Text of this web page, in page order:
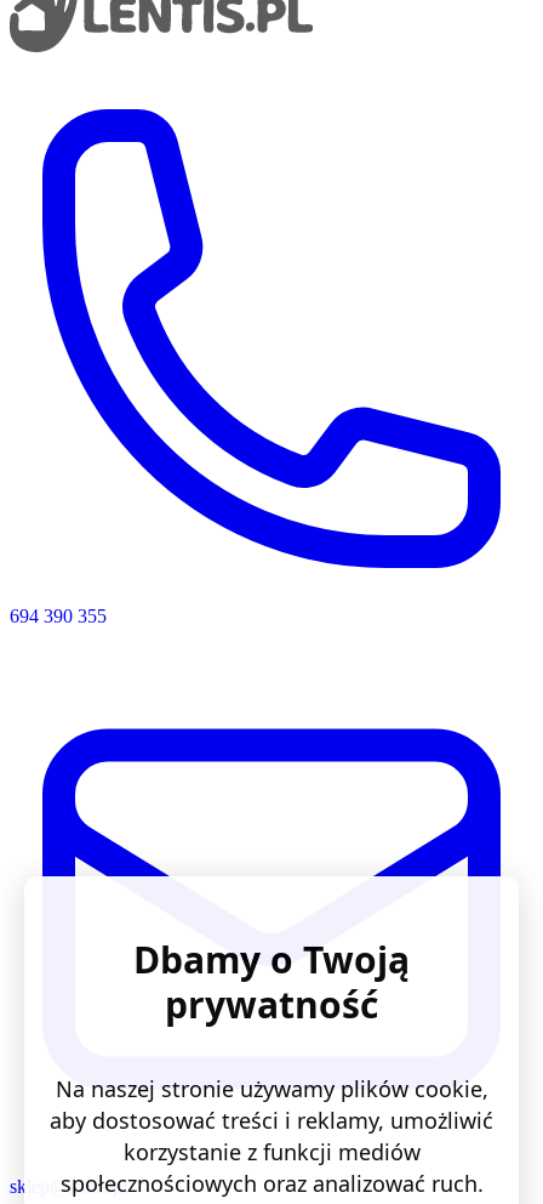
694 390 355
sklep@lentis.pl
Dbamy o Twoją
prywatność
Na naszej stronie używamy plików cookie,
aby dostosować treści i reklamy, umożliwić
korzystanie z funkcji mediów
społecznościowych oraz analizować ruch.